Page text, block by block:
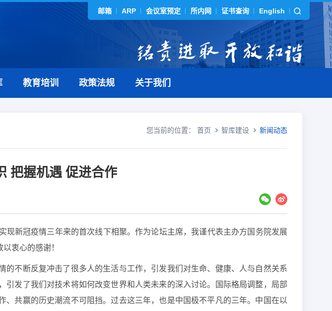
邮箱 ARP 会议室预定 所内网 证书查询 English
教育培训 政策法规 关于我们
您当前的位置： 首页 智库建设 新闻动态
把握机遇 促进合作
新冠疫情三年来的首次线下相聚。作为论坛主席，我谨代表主办方国务院发展
衷心的感谢！
不断反复冲击了很多人的生活与工作，引发我们对生命、健康、人与自然关系
发了我们对技术将如何改变世界和人类未来的深入讨论。国际格局调整，局部
共赢的历史潮流不可阻挡。过去这三年，也是中国极不平凡的三年。中国在以